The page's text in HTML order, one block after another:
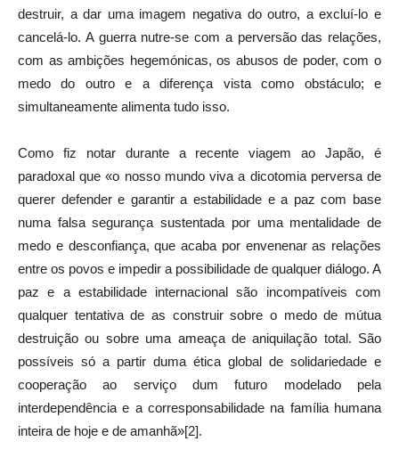
destruir, a dar uma imagem negativa do outro, a excluí-lo e
cancelá-lo. A guerra nutre-se com a perversão das relações,
com as ambições hegemónicas, os abusos de poder, com o
medo do outro e a diferença vista como obstáculo; e
simultaneamente alimenta tudo isso.
Como fiz notar durante a recente viagem ao Japão, é
paradoxal que «o nosso mundo viva a dicotomia perversa de
querer defender e garantir a estabilidade e a paz com base
numa falsa segurança sustentada por uma mentalidade de
medo e desconfiança, que acaba por envenenar as relações
entre os povos e impedir a possibilidade de qualquer diálogo. A
paz e a estabilidade internacional são incompatíveis com
qualquer tentativa de as construir sobre o medo de mútua
destruição ou sobre uma ameaça de aniquilação total. São
possíveis só a partir duma ética global de solidariedade e
cooperação ao serviço dum futuro modelado pela
interdependência e a corresponsabilidade na família humana
inteira de hoje e de amanhã»[2].